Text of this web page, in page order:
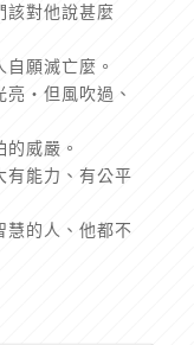
該對他說甚麼
願滅亡麼。
亮‧但風吹過、
威嚴。
能力、有公平
的人、他都不